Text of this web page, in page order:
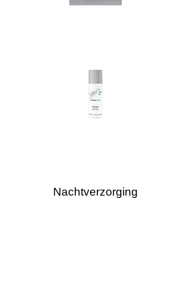
Nachtverzorging